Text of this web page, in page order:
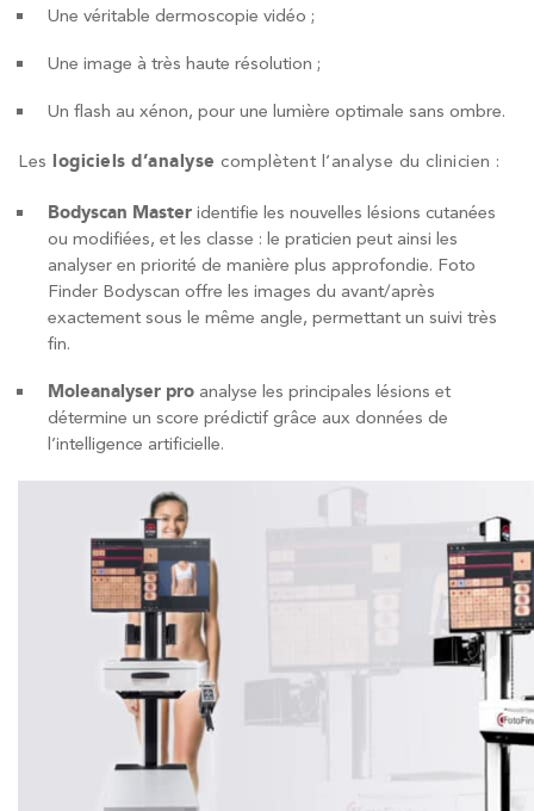
Une véritable dermoscopie vidéo ;
Une image à très haute résolution ;
Un flash au xénon, pour une lumière optimale sans ombre.
Les logiciels d’analyse complètent l’analyse du clinicien :
Bodyscan Master identifie les nouvelles lésions cutanées
ou modifiées, et les classe : le praticien peut ainsi les
analyser en priorité de manière plus approfondie. Foto
Finder Bodyscan offre les images du avant/après
exactement sous le même angle, permettant un suivi très
fin.
Moleanalyser pro analyse les principales lésions et
détermine un score prédictif grâce aux données de
l’intelligence artificielle.
COPYRIGHT 2019 DR ARNAUD PETIT
54 boulevard des Batignolles
75017 Paris
Secrétariat ouvert du lundi au vendredi
de 9h à 19h
Horaires du cabinet :
Lundi, jeudi et vendredi : 10h–19h
Mardi : 14h–19h
Mercredi : 10h–17h
Samedi et dimanche : fermé
06 74 60 31 14
Prendre RDV en ligne